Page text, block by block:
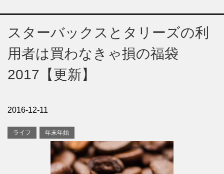
スターバックスとタリーズの利
用者は買わなきゃ損の福袋
2017【更新】
2016-12-11
ライフ 年末年始